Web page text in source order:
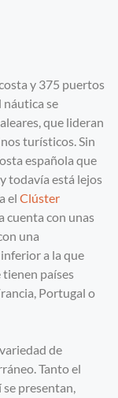
y 375 puertos
se
que lideran
turísticos. Sin
española que
todavía está lejos
el Clúster
cuenta con unas
una
a la que
tienen países
Portugal o
de
Tanto el
se presentan,